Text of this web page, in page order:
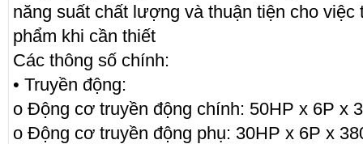
năng suất chất lượng và thuận tiện cho việc
phẩm khi cần thiết
Các thông số chính:
• Truyền động:
o Động cơ truyền động chính: 50HP x 6P x
o Động cơ truyền động phụ: 30HP x 6P x